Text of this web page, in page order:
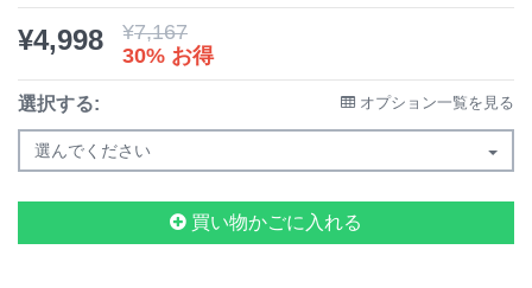
¥4,998 ¥7,167
30% お得
選択する: オプション一覧を見る
選んでください
買い物かごに入れる